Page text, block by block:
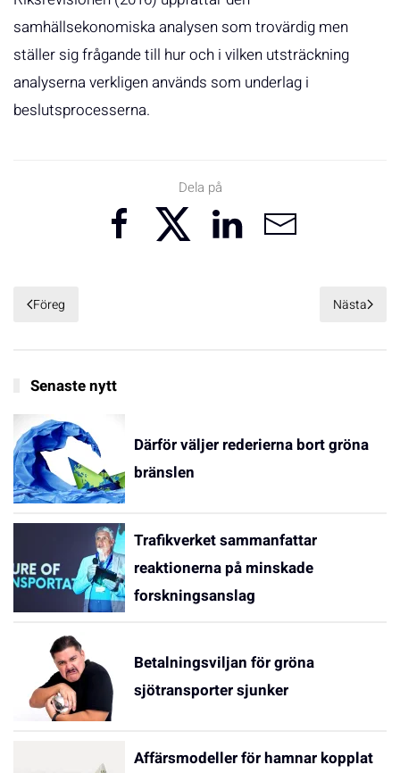
samhällsekonomiska analysen som trovärdig men
ställer sig frågande till hur och i vilken utsträckning
analyserna verkligen används som underlag i
beslutsprocesserna.
Dela på
Föreg Nästa
Senaste nytt
Därför väljer rederierna bort gröna
bränslen
Trafikverket sammanfattar
reaktionerna på minskade
forskningsanslag
Betalningsviljan för gröna
sjötransporter sjunker
Affärsmodeller för hamnar kopplat